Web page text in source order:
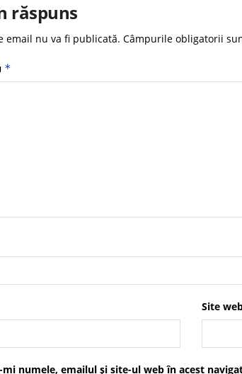
răspuns
email nu va fi publicată. Câmpurile obligatorii
*
Site
mi numele, emailul și site-ul web în acest